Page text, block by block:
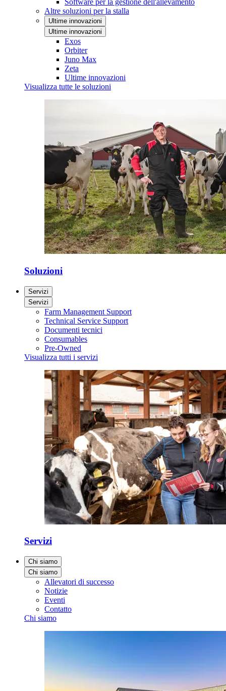
Software per la gestione dell'allevamento
Altre soluzioni per la stalla
Ultime innovazioni
Ultime innovazioni
Exos
Orbiter
Juno Max
Zeta
Ultime innovazioni
Visualizza tutte le soluzioni
Soluzioni
Servizi
Servizi
Farm Management Support
Technical Service Support
Documenti tecnici
Consumables
Pre-Owned
Visualizza tutti i servizi
Servizi
Chi siamo
Chi siamo
Allevatori di successo
Notizie
Eventi
Contatto
Chi siamo